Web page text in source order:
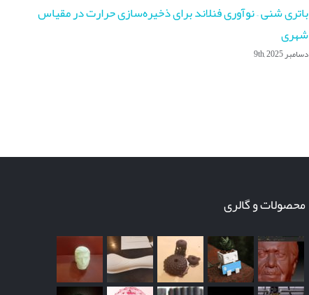
باتری شنی – نوآوری فنلاند برای ذخیره‌سازی حرارت در مقیاس
شهری
دسامبر 9th, 2025
محصولات و گالری